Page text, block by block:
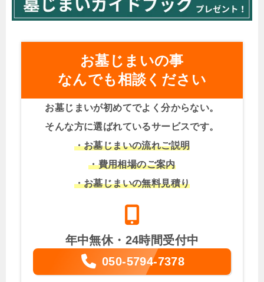
お墓じまいの事
なんでも相談ください
お墓じまいが初めてでよく分からない。
そんな方に選ばれているサービスです。
・お墓じまいの流れご説明
・費用相場のご案内
・お墓じまいの無料見積り
年中無休・24時間受付中
050-5794-7378